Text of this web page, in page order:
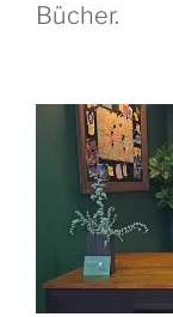
Bücher.